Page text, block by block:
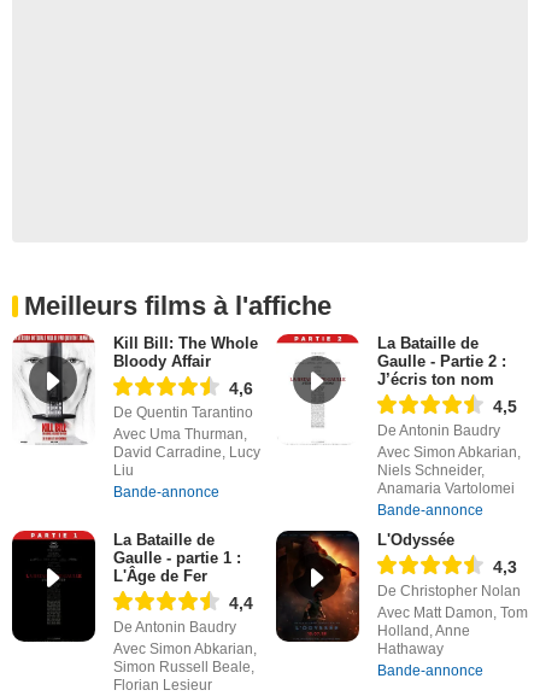
Meilleurs films à l'affiche
Kill Bill: The Whole
Bloody Affair
4,6
De Quentin Tarantino
Avec Uma Thurman,
David Carradine, Lucy
Liu
Bande-annonce
La Bataille de
Gaulle - Partie 2 :
J’écris ton nom
4,5
De Antonin Baudry
Avec Simon Abkarian,
Niels Schneider,
Anamaria Vartolomei
Bande-annonce
La Bataille de
Gaulle - partie 1 :
L'Âge de Fer
4,4
De Antonin Baudry
Avec Simon Abkarian,
Simon Russell Beale,
Florian Lesieur
L'Odyssée
4,3
De Christopher Nolan
Avec Matt Damon, Tom
Holland, Anne
Hathaway
Bande-annonce